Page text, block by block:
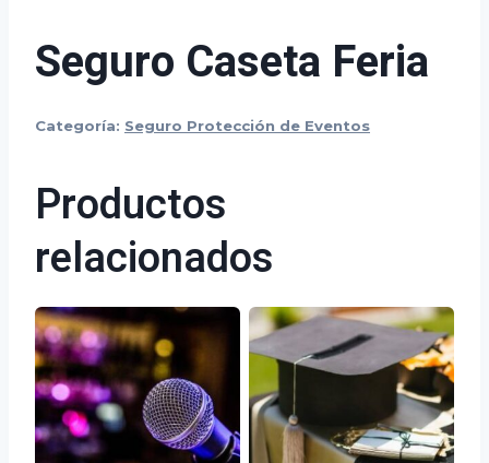
Seguro Caseta Feria
Categoría: Seguro Protección de Eventos
Productos
relacionados